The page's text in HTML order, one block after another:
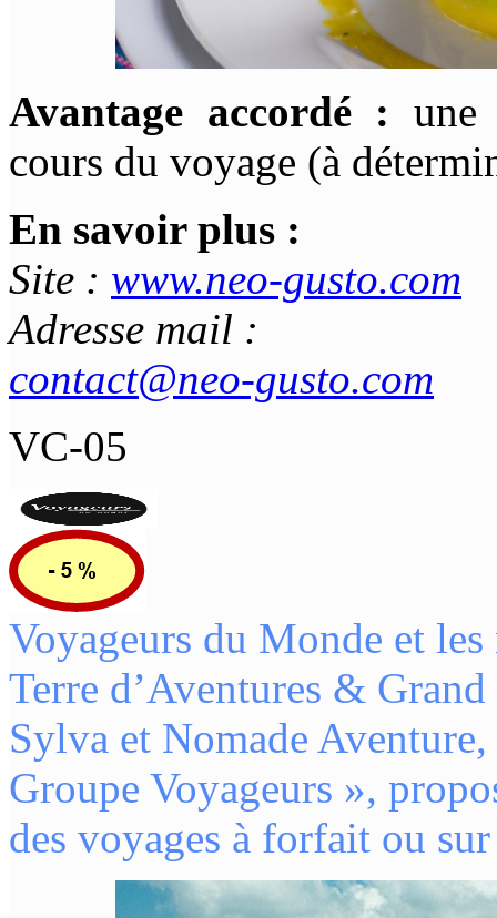
Avantage accordé : une
cours du voyage (à
En savoir plus :
Site : www.neo-gusto.com
Adresse mail :
contact@neo-gusto.com
VC-05
Voyageurs du Monde et
Terre d’Aventures &
Sylva et Nomade
Groupe Voyageurs »,
des voyages à forfait ou